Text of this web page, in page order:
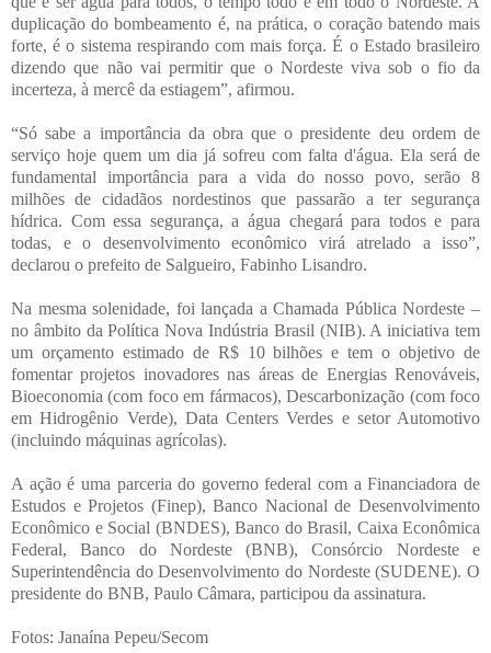
duplicação do bombeamento é, na prática, o coração batendo mais
forte, é o sistema respirando com mais força. É o Estado brasileiro
dizendo que não vai permitir que o Nordeste viva sob o fio da
incerteza, à mercê da estiagem”, afirmou.
“Só sabe a importância da obra que o presidente deu ordem de
serviço hoje quem um dia já sofreu com falta d'água. Ela será de
fundamental importância para a vida do nosso povo, serão 8
milhões de cidadãos nordestinos que passarão a ter segurança
hídrica. Com essa segurança, a água chegará para todos e para
todas, e o desenvolvimento econômico virá atrelado a isso”,
declarou o prefeito de Salgueiro, Fabinho Lisandro.
Na mesma solenidade, foi lançada a Chamada Pública Nordeste –
no âmbito da Política Nova Indústria Brasil (NIB). A iniciativa tem
um orçamento estimado de R$ 10 bilhões e tem o objetivo de
fomentar projetos inovadores nas áreas de Energias Renováveis,
Bioeconomia (com foco em fármacos), Descarbonização (com foco
em Hidrogênio Verde), Data Centers Verdes e setor Automotivo
(incluindo máquinas agrícolas).
A ação é uma parceria do governo federal com a Financiadora de
Estudos e Projetos (Finep), Banco Nacional de Desenvolvimento
Econômico e Social (BNDES), Banco do Brasil, Caixa Econômica
Federal, Banco do Nordeste (BNB), Consórcio Nordeste e
Superintendência do Desenvolvimento do Nordeste (SUDENE). O
presidente do BNB, Paulo Câmara, participou da assinatura.
Fotos: Janaína Pepeu/Secom